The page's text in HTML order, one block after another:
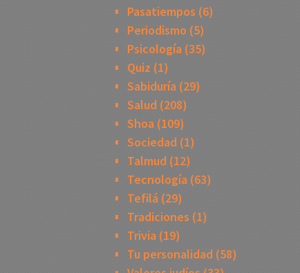
Pasatiempos (6)
Periodismo (5)
Psicología (35)
Quiz (1)
Sabiduría (29)
Salud (208)
Shoa (109)
Sociedad (1)
Talmud (12)
Tecnología (63)
Tefilá (29)
Tradiciones (1)
Trivia (19)
Tu personalidad (58)